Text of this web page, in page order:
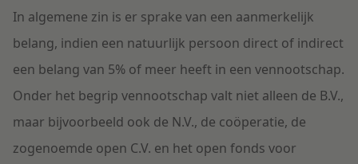
In algemene zin is er sprake van een aanmerkelijk
belang, indien een natuurlijk persoon direct of indirect
een belang van 5% of meer heeft in een vennootschap.
Onder het begrip vennootschap valt niet alleen de B.V.,
maar bijvoorbeeld ook de N.V., de coöperatie, de
zogenoemde open C.V. en het open fonds voor